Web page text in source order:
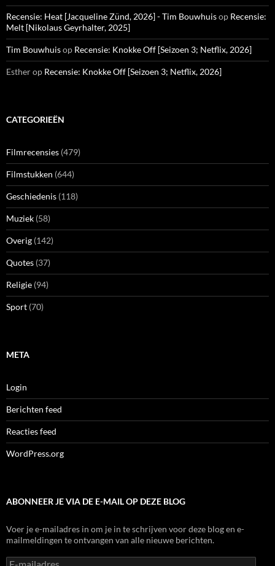
Recensie: Heat [Jacqueline Zünd, 2026] - Tim Bouwhuisop Recensie:
Melt [Nikolaus Geyrhalter, 2025]
Tim Bouwhuisop Recensie: Knokke Off [Seizoen 3; Netflix, 2026]
Estherop Recensie: Knokke Off [Seizoen 3; Netflix, 2026]
CATEGORIEËN
Filmrecensies (479)
Filmstukken (644)
Geschiedenis (118)
Muziek (58)
Overig (142)
Quotes (37)
Religie (94)
Sport (70)
META
Login
Berichten feed
Reacties feed
WordPress.org
ABONNEER JE VIA DE E-MAIL OP DEZE BLOG
Voer je e-mailadres in om je in te schrijven voor deze blog en e-
mailmeldingen te ontvangen van alle nieuwe berichten.
E-